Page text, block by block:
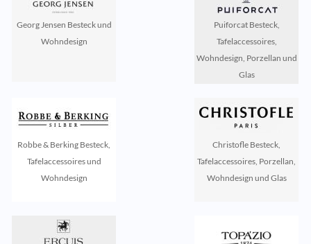
Georg Jensen Besteck und
Wohndesign
Puiforcat Besteck,
Tafelaccessoires,
Wohndesign, Porzellan und
Glas
Robbe & Berking Besteck,
Tafelaccessoires und
Wohndesign
Christofle Besteck,
Tafelaccessoires, Porzellan,
Wohndesign und Glas